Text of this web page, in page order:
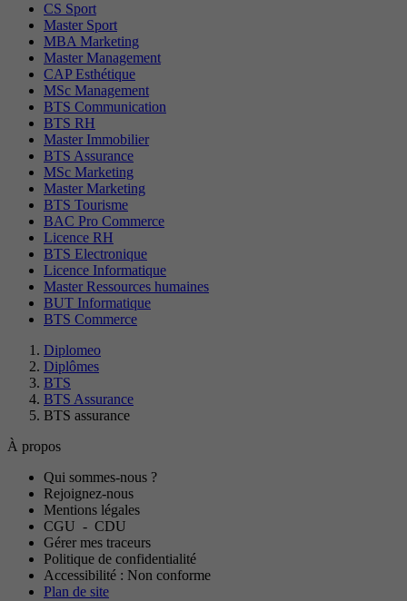
CS Sport
Master Sport
MBA Marketing
Master Management
CAP Esthétique
MSc Management
BTS Communication
BTS RH
Master Immobilier
BTS Assurance
MSc Marketing
Master Marketing
BTS Tourisme
BAC Pro Commerce
Licence RH
BTS Electronique
Licence Informatique
Master Ressources humaines
BUT Informatique
BTS Commerce
Diplomeo
Diplômes
BTS
BTS Assurance
BTS assurance
À propos
Qui sommes-nous ?
Rejoignez-nous
Mentions légales
CGU - CDU
Gérer mes traceurs
Politique de confidentialité
Accessibilité : Non conforme
Plan de site